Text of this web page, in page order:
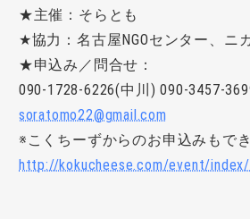
★主催：そらとも
★協力：名古屋NGOセンター、ニ
★申込み／問合せ：
090-1728-6226(中川) 090-3457-
soratomo22@gmail.com
※こくちーずからのお申込みもで
http://kokucheese.com/event/